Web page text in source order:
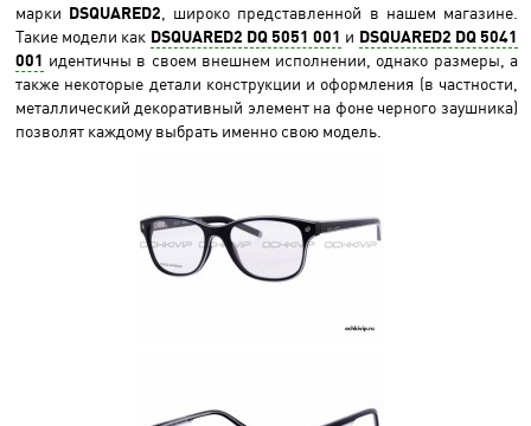
марки DSQUARED2 , широко представленной в нашем магазине.
Такие модели как DSQUARED2 DQ 5051 001 и DSQUARED2 DQ 5041
001 идентичны в своем внешнем исполнении, однако размеры, а
также некоторые детали конструкции и оформления (в частности,
металлический декоративный элемент на фоне черного заушника)
позволят каждому выбрать именно свою модель.